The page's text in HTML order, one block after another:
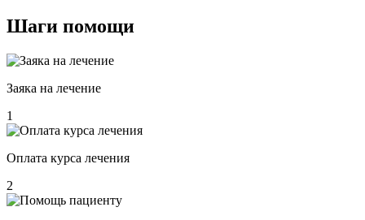
Шаги помощи
Заяка на лечение
1
Оплата курса лечения
2